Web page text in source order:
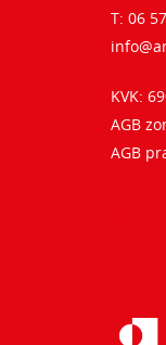
T: 06
KVK:
AGB
AGB